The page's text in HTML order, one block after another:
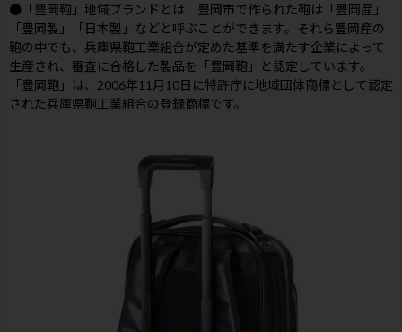
●「豊岡鞄」地域ブランドとは 豊岡市で作られた鞄は「豊岡産」
「豊岡製」「日本製」などと呼ぶことができます。それら豊岡産の
鞄の中でも、兵庫県鞄工業組合が定めた基準を満たす企業によって
生産され、審査に合格した製品を「豊岡鞄」と認定しています。
「豊岡鞄」は、2006年11月10日に特許庁に地域団体商標として認定
された兵庫県鞄工業組合の登録商標です。